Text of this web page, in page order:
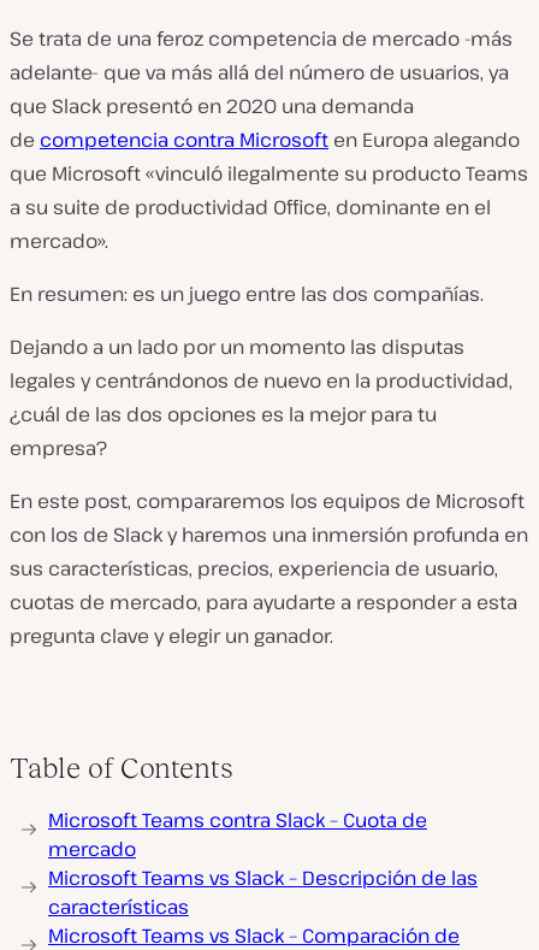
Se trata de una feroz competencia de mercado -más
adelante- que va más allá del número de usuarios, ya
que Slack presentó en 2020 una demanda
de competencia contra Microsoft en Europa alegando
que Microsoft «vinculó ilegalmente su producto Teams
a su suite de productividad Office, dominante en el
mercado».
En resumen: es un juego entre las dos compañías.
Dejando a un lado por un momento las disputas
legales y centrándonos de nuevo en la productividad,
¿cuál de las dos opciones es la mejor para tu
empresa?
En este post, compararemos los equipos de Microsoft
con los de Slack y haremos una inmersión profunda en
sus características, precios, experiencia de usuario,
cuotas de mercado, para ayudarte a responder a esta
pregunta clave y elegir un ganador.
Table of Contents
Microsoft Teams contra Slack – Cuota de
mercado
Microsoft Teams vs Slack – Descripción de las
características
Microsoft Teams vs Slack – Comparación de